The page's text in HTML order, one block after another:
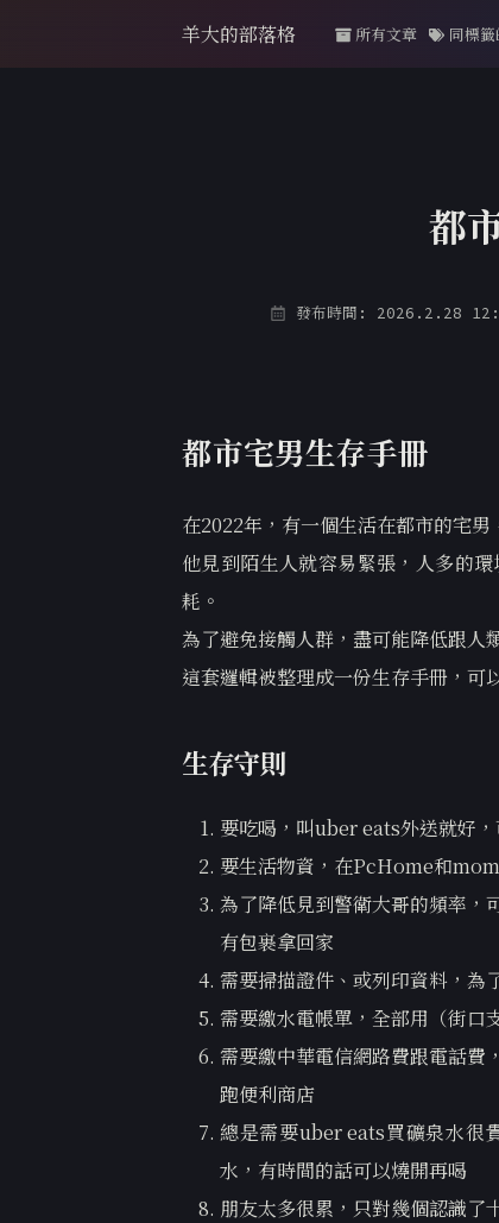
羊大的部落格 所有文章 同標
都
發布時間: 2026.2.28
都市宅男生存手冊
在2022年，有一個生活在都市的宅男
他見到陌生人就容易緊張，人多的
耗。
為了避免接觸人群，盡可能降低跟人
這套邏輯被整理成一份生存手冊，可
生存守則
要吃喝，叫uber eats外送就好
要生活物資，在PcHome和
為了降低見到警衛大哥的頻率，
有包裹拿回家
需要掃描證件、或列印資料，為
需要繳水電帳單，全部用（街口
需要繳中華電信網路費跟電話費
跑便利商店
總是需要uber eats買礦泉水很
水，有時間的話可以燒開再喝
朋友太多很累，只對幾個認識了